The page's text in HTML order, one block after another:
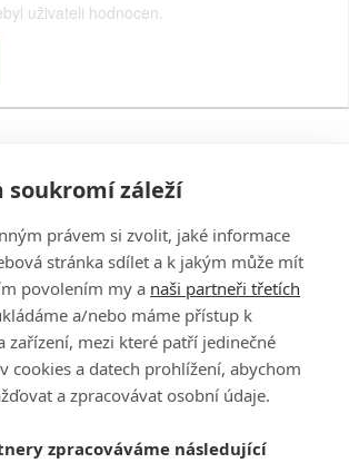
uživateli hodnocen.
PŘIHLÁSIT
REGISTROVAT
jePetr Slavík, e-mailserialy@fandimefilmu.cz
soukromí záleží
právem si zvolit, jaké informace
stránka sdílet a k jakým může mít
povolením my a naši partneři třetích
a/nebo máme přístup k
zařízení, mezi které patří jedinečné
cookies a datech prohlížení, abychom
a zpracovávat osobní údaje.
zpracováváme následující